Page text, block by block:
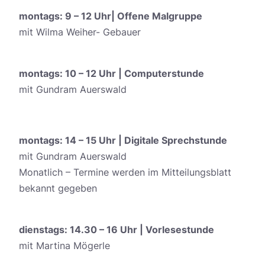
montags: 9 – 12 Uhr| Offene Malgruppe
mit Wilma Weiher- Gebauer
montags: 10 – 12 Uhr | Computerstunde
mit Gundram Auerswald
montags: 14 – 15 Uhr | Digitale Sprechstunde
mit Gundram Auerswald
Monatlich – Termine werden im Mitteilungsblatt
bekannt gegeben
dienstags: 14.30 – 16 Uhr | Vorlesestunde
mit Martina Mögerle